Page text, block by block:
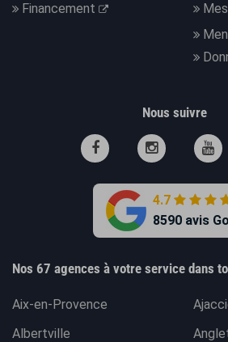
Financement
Nous suivre
4.7
8590 avis
Nos 67 agences à votre service dans
Aix-en-Provence
Albertville